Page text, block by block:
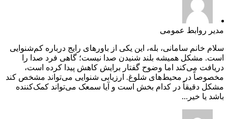
مدیر روابط عمومی
سلام خانم سامانی، بله، این یکی از باورهای رایج درباره کم‌شنوایی
است. مشکل همیشه بلند شنیدن صدا نیست؛ گاهی فرد صدا را
دریافت می‌کند اما وضوح گفتار برایش کاهش پیدا کرده است،
مخصوصاً در محیط‌های شلوغ. ارزیابی شنوایی می‌تواند مشخص کند
مشکل دقیقاً در کدام بخش است و آیا سمعک می‌تواند کمک‌کننده
باشد یا خیر...